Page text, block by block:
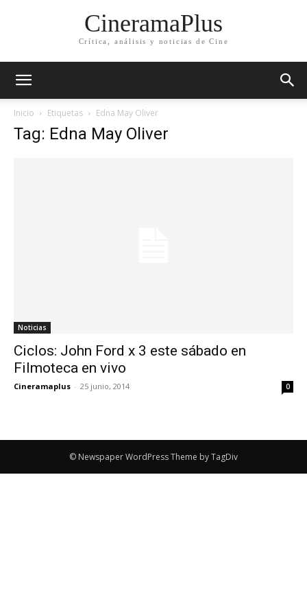
CineramaPlus
Crítica, análisis y noticias de Cine
Inicio Etiquetas Edna May Oliver
Tag: Edna May Oliver
Noticias
Ciclos: John Ford x 3 este sábado en
Filmoteca en vivo
Cineramaplus - 25 junio, 2014 0
© Newspaper WordPress Theme by TagDiv